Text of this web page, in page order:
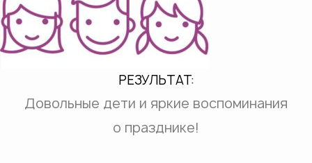
РЕЗУЛЬТАТ:
Довольные дети и яркие воспоминания
о празднике!